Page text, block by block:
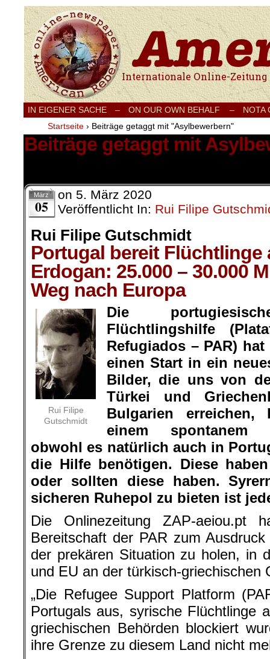
Internationale Onlinezeitung für Frieden,
IN EIGENER SACHE – ON OUR OWN BEHALF –
NOTA
Startseite › Beiträge getaggt mit "Asylbewerbern"
Beiträge getaggt mit
März
05
on 5. März 2020
Veröffentlicht In: Rui Filipe
Rui Filipe Gutschmidt
Portugal bereit Flüchtlinge
Erdogan: 25.000 – 30.000
Weg nach Europa
Rui Filipe
Gutschmidt
Die
Flüchtlingshilfe
Refugiados – PAR)
einen Start in ein
Bilder, die uns von
Türkei und
Bulgarien
einem spontanem
obwohl es natürlich auch in
die Hilfe benötigen. Diese
oder sollten diese haben.
sicheren Ruhepol zu bieten ist
Die Onlinezeitung ZAP-aeiou.pt
Bereitschaft der PAR zum
der prekären Situation zu holen, in
und EU an der türkisch-griechischen
„Die Refugee Support Platform
Portugals aus, syrische Flüchtlinge
griechischen Behörden blockiert
ihre Grenze zu diesem Land nicht